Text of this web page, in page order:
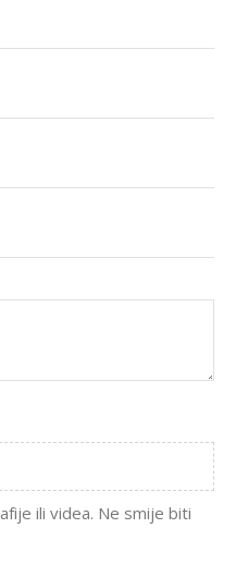
ili videa. Ne smije biti